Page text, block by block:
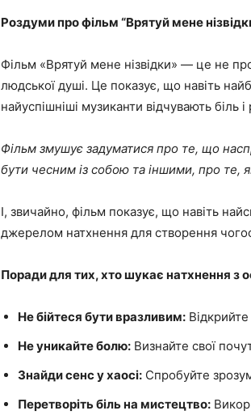
Роздуми про фільм “Врятуй мене
Фільм «Врятуй мене нізвідки» — це не
людської душі. Це показує, що навіть
найуспішніші музиканти відчувають біль
Фільм змушує задуматися про те, що
бути чесним із собою та іншими, про те,
І, звичайно, фільм показує, що навіть
джерелом натхнення для створення
Поради для тих, хто шукає натхнення з
Не бійтеся бути вразливим:
Не уникайте болю: Визнайте свої
Знайди сенс у хаосі: Спробуйте
Перетворіть біль на мистецтво: